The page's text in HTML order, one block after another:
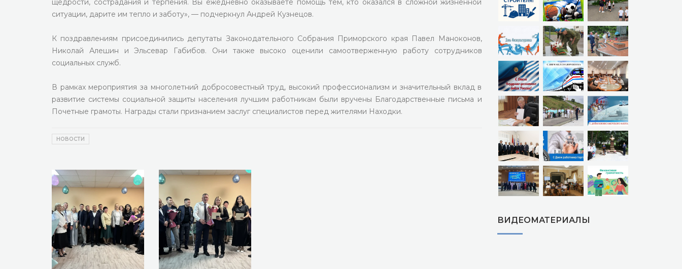
щедрости, сострадания и терпения. Вы ежедневно оказываете помощь тем, кто оказался в сложной жизненной
ситуации, дарите им тепло и заботу», — подчеркнул Андрей Кузнецов.
К поздравлениям присоединились депутаты Законодательного Собрания Приморского края Павел Маноконов,
Николай Алешин и Эльсевар Габибов. Они также высоко оценили самоотверженную работу сотрудников
социальных служб.
В рамках мероприятия за многолетний добросовестный труд, высокий профессионализм и значительный вклад в
развитие системы социальной защиты населения лучшим работникам были вручены Благодарственные письма и
Почетные грамоты. Награды стали признанием заслуг специалистов перед жителями Находки.
НОВОСТИ
ВИДЕОМАТЕРИАЛЫ